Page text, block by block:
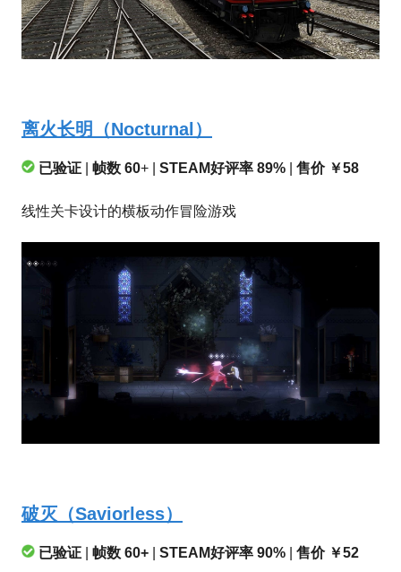
离火长明（Nocturnal）
已验证 帧数 60+ | STEAM好评率 89% 售价 ￥58
线性关卡设计的横板动作冒险游戏
破灭（Saviorless）
已验证 帧数 60+ STEAM好评率 90% 售价 ￥52